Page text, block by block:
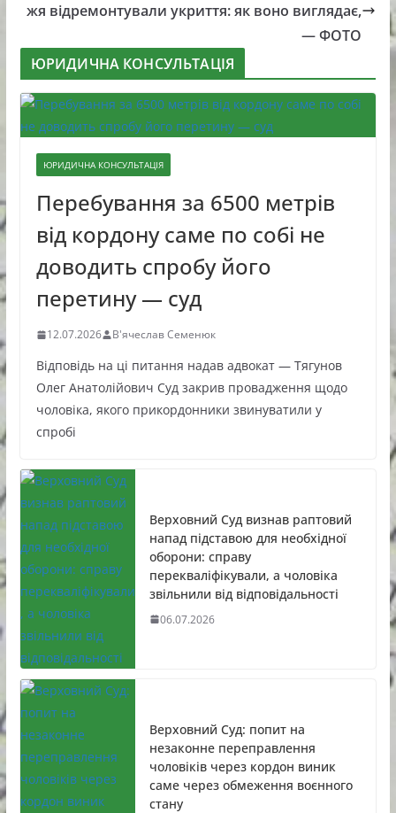
жя відремонтували укриття: як воно виглядає,
— ФОТО
ЮРИДИЧНА КОНСУЛЬТАЦІЯ
ЮРИДИЧНА КОНСУЛЬТАЦІЯ
Перебування за 6500 метрів
від кордону саме по собі не
доводить спробу його
перетину — суд
12.07.2026 В'ячеслав Семенюк
Відповідь на ці питання надав адвокат — Тягунов
Олег Анатолійович Суд закрив провадження щодо
чоловіка, якого прикордонники звинуватили у
спробі
Верховний Суд визнав раптовий
напад підставою для необхідної
оборони: справу
перекваліфікували, а чоловіка
звільнили від відповідальності
06.07.2026
Верховний Суд: попит на
незаконне переправлення
чоловіків через кордон виник
саме через обмеження воєнного
стану